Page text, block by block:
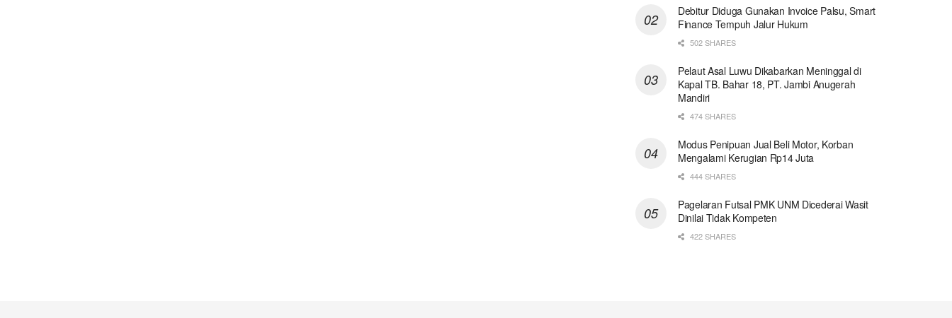
Debitur Diduga Gunakan Invoice Palsu, Smart
Finance Tempuh Jalur Hukum
502 SHARES
Pelaut Asal Luwu Dikabarkan Meninggal di
Kapal TB. Bahar 18, PT. Jambi Anugerah
Mandiri
474 SHARES
Modus Penipuan Jual Beli Motor, Korban
Mengalami Kerugian Rp14 Juta
444 SHARES
Pagelaran Futsal PMK UNM Dicederai Wasit
Dinilai Tidak Kompeten
422 SHARES